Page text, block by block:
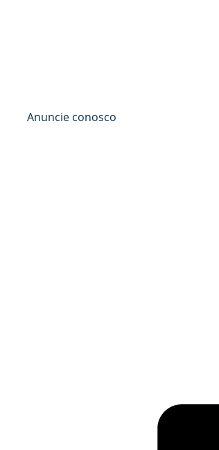
Anuncie conosco